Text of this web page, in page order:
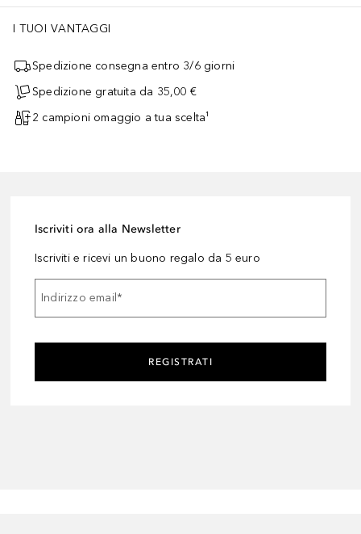
I TUOI VANTAGGI
Spedizione consegna entro 3/6 giorni
Spedizione gratuita da 35,00 €
2 campioni omaggio a tua scelta¹
Iscriviti ora alla Newsletter
Iscriviti e ricevi un buono regalo da 5 euro
Indirizzo email*
REGISTRATI